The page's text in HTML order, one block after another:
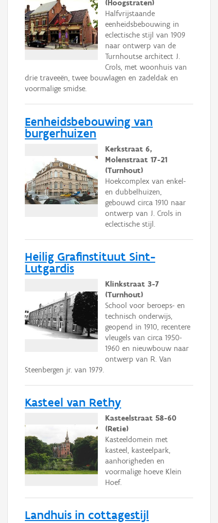
(Hoogstraten)
Halfvrijstaande
eenheidsbebouwing in
eclectische stijl van 1909
naar ontwerp van de
Turnhoutse architect J.
Crols, met woonhuis van
drie traveeën, twee bouwlagen en zadeldak en
voormalige smidse.
Eenheidsbebouwing van
burgerhuizen
Kerkstraat 6,
Molenstraat 17-21
(Turnhout)
Hoekcomplex van enkel-
en dubbelhuizen,
gebouwd circa 1910 naar
ontwerp van J. Crols in
eclectische stijl.
Heilig Grafinstituut Sint-
Lutgardis
Klinkstraat 3-7
(Turnhout)
School voor beroeps- en
technisch onderwijs,
geopend in 1910, recentere
vleugels van circa 1950-
1960 en nieuwbouw naar
ontwerp van R. Van
Steenbergen jr. van 1979.
Kasteel van Rethy
Kasteelstraat 58-60
(Retie)
Kasteeldomein met
kasteel, kasteelpark,
aanhorigheden en
voormalige hoeve Klein
Hoef.
Landhuis in cottagestijl